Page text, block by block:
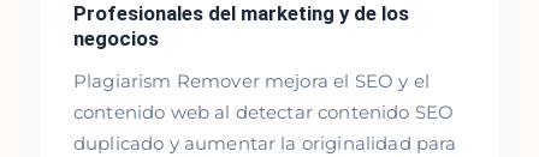
Profesionales del marketing y de los
negocios
Plagiarism Remover mejora el SEO y el
contenido web al detectar contenido SEO
duplicado y aumentar la originalidad para